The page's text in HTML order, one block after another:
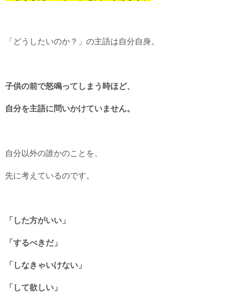
「どうしたいのか？」の主語は自分自身。
子供の前で怒鳴ってしまう時ほど、
自分を主語に問いかけていません。
自分以外の誰かのことを、
先に考えているのです。
「した方がいい」
「するべきだ」
「しなきゃいけない」
「して欲しい」